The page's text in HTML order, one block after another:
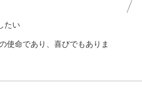
たい
使命であり、喜びでもありま